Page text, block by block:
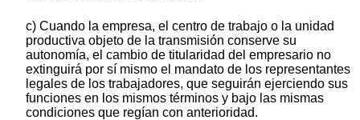
c) Cuando la empresa, el centro de trabajo o la unidad
productiva objeto de la transmisión conserve su
autonomía, el cambio de titularidad del empresario no
extinguirá por sí mismo el mandato de los representantes
legales de los trabajadores, que seguirán ejerciendo sus
funciones en los mismos términos y bajo las mismas
condiciones que regían con anterioridad.